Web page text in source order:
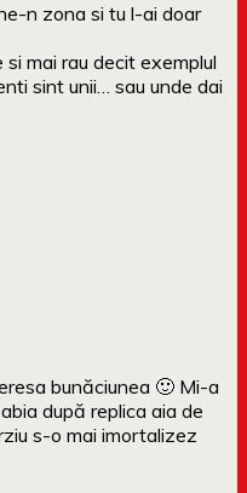
n zona si tu l-ai doar
mai rau decit exemplul
sint unii… sau unde dai
bunăciunea 🙂 Mi-a
după replica aia de
s-o mai imortalizez